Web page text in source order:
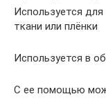
Используется
ткани или плёнки
Используется в
С ее помощью